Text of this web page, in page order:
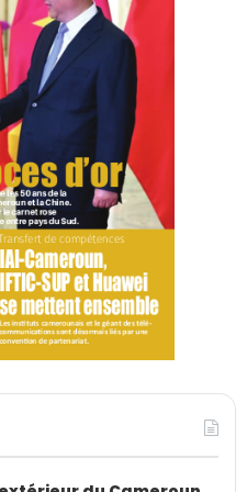
touriste attentif lorsqu’il
des sites touristiques
ici. De fait, la Chine a
particulière à ces
qui date depuis la nuit
l’on peut ainsi
de renommée
interdite, ce joyau
par les différents
la dynastie Ming. C’est
des ancêtres
interdite est le
célèbres au monde,
respectueuse. D’ailleurs,